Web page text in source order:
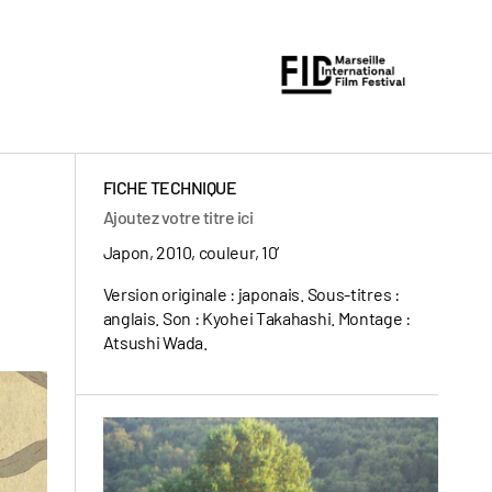
FICHE TECHNIQUE
Ajoutez votre titre ici
Japon, 2010, couleur, 10’
Version originale : japonais. Sous-titres :
anglais. Son : Kyohei Takahashi. Montage :
Atsushi Wada.